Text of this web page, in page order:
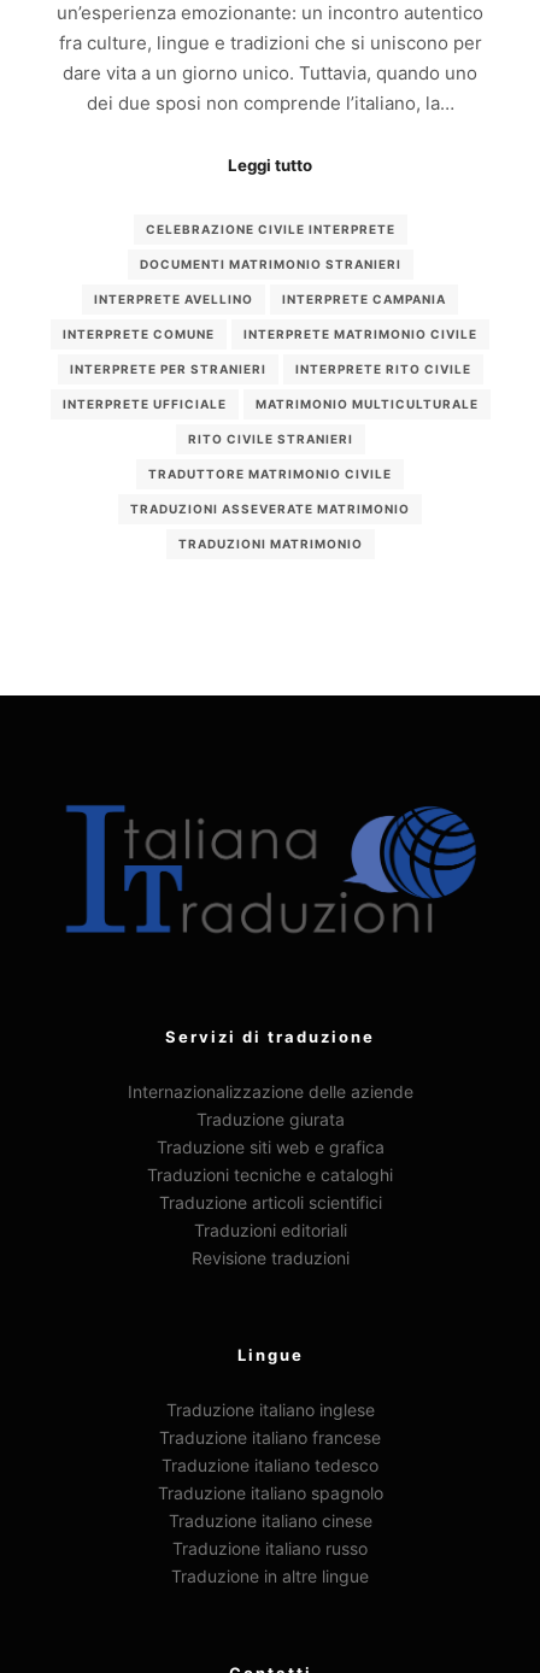
un’esperienza emozionante: un incontro autentico
fra culture, lingue e tradizioni che si uniscono per
dare vita a un giorno unico. Tuttavia, quando uno
dei due sposi non comprende l’italiano, la…
Leggi tutto
CELEBRAZIONE CIVILE INTERPRETE
DOCUMENTI MATRIMONIO STRANIERI
INTERPRETE AVELLINO INTERPRETE CAMPANIA
INTERPRETE COMUNE INTERPRETE MATRIMONIO CIVILE
INTERPRETE PER STRANIERI INTERPRETE RITO CIVILE
INTERPRETE UFFICIALE MATRIMONIO MULTICULTURALE
RITO CIVILE STRANIERI
TRADUTTORE MATRIMONIO CIVILE
TRADUZIONI ASSEVERATE MATRIMONIO
TRADUZIONI MATRIMONIO
Servizi di traduzione
Internazionalizzazione delle aziende
Traduzione giurata
Traduzione siti web e grafica
Traduzioni tecniche e cataloghi
Traduzione articoli scientifici
Traduzioni editoriali
Revisione traduzioni
Lingue
Traduzione italiano inglese
Traduzione italiano francese
Traduzione italiano tedesco
Traduzione italiano spagnolo
Traduzione italiano cinese
Traduzione italiano russo
Traduzione in altre lingue